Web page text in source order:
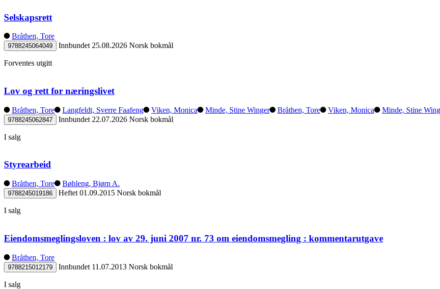
Selskapsrett
Bråthen, Tore
9788245064049 Innbundet 25.08.2026 Norsk bokmål
Forventes utgitt
Lov og rett for næringslivet
Bråthen, Tore Langfeldt, Sverre Faafeng Viken, Monica Minde, Stine Winger Bråthen, Tore Viken, Monica Minde, Stine
9788245062847 Innbundet 22.07.2026 Norsk bokmål
I salg
Styrearbeid
Bråthen, Tore Bøhleng, Bjørn A.
9788245019186 Heftet 01.09.2015 Norsk bokmål
I salg
Eiendomsmeglingsloven : lov av 29. juni 2007 nr. 73 om eiendomsmegling : kommentarutgave
Bråthen, Tore
9788215012179 Innbundet 11.07.2013 Norsk bokmål
I salg